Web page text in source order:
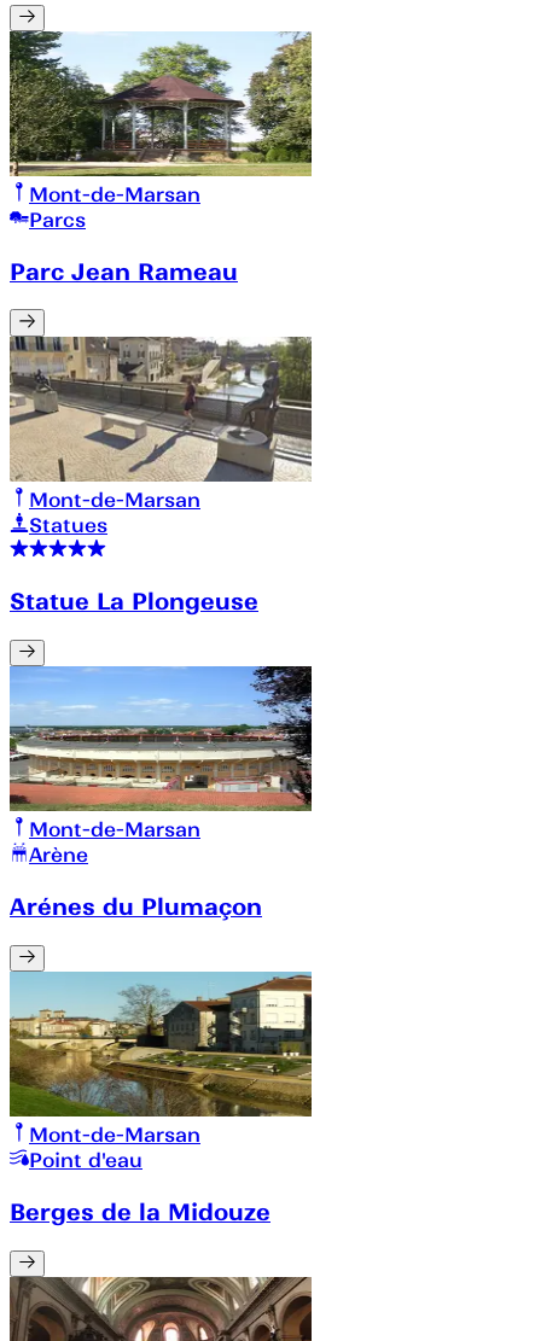
Mont-de-Marsan
Parcs
Parc Jean Rameau
Mont-de-Marsan
Statues
Statue La Plongeuse
Mont-de-Marsan
Arène
Arénes du Plumaçon
Mont-de-Marsan
Point d'eau
Berges de la Midouze